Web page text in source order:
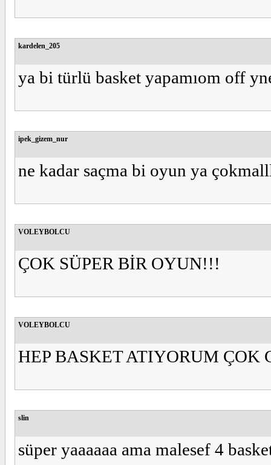
kardelen_205
ya bi türlü basket yapamıom off
ipek_gizem_nur
ne kadar saçma bi oyun ya
VOLEYBOLCU
ÇOK SÜPER BİR OYUN!!!
VOLEYBOLCU
HEP BASKET ATIYORUM ÇOK
slin
süper yaaaaaa ama malesef 4